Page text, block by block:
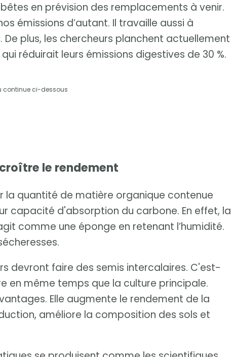
en prévision des remplacements à venir.
émissions d’autant. Il travaille aussi à
plus, les chercheurs planchent actuellement
réduirait leurs émissions digestives de 30 %.
continue ci-dessous
le rendement
la quantité de matière organique contenue
capacité d'absorption du carbone. En effet, la
comme une éponge en retenant l’humidité.
devront faire des semis intercalaires. C'est-
en même temps que la culture principale.
Elle augmente le rendement de la
améliore la composition des sols et